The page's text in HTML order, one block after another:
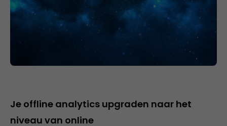
Je offline analytics upgraden naar het
niveau van online